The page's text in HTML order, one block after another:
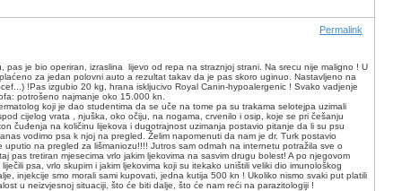
Permalink
je bio operiran, izraslina lijevo od repa na straznjoj strani. Na srecu nije maligno ! U
za jedan polovni auto a rezultat takav da je pas skoro uginuo. Nastavljeno na
!Pas izgubio 20 kg, hrana iskljucivo Royal Canin-hypoalergenic ! Svako vadjenje
potrošeno najmanje oko 15.000 kn.
koji je dao studentima da se uče na tome pa su trakama selotejpa uzimali
cijelog vrata , njuška, oko očiju, na nogama, crvenilo i osip, koje se pri češanju
čuđenja na količinu lijekova i dugotrajnost uzimanja postavio pitanje da li su psu
vodimo psa k njoj na pregled. Želim napomenuti da nam je dr. Turk postavio
na pregled za lišmaniozu!!!! Jutros sam odmah na internetu potražila sve o
tretiran mjesecima vrlo jakim ljekovima na sasvim drugu bolest! A po njegovom
psa, vrlo skupim i jakim ljekovima koji su itekako uništili veliki dio imunološkog
injekcije smo morali sami kupovati, jedna kutija 500 kn ! Ukoliko nismo svaki put platili
u neizvjesnoj situaciji, što će biti dalje, što će nam reći na parazitologiji !